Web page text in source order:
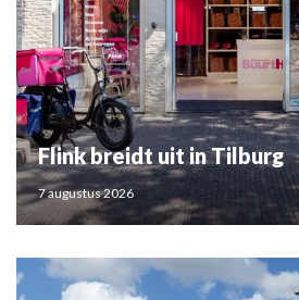
Flink breidt uit in Tilburg
7 augustus 2026